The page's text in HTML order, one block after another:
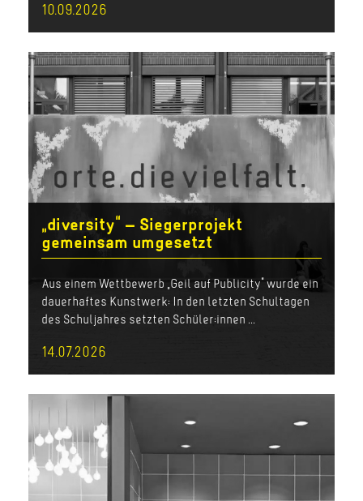
10.09.2026
„diversity“ – Siegerprojekt
gemeinsam umgesetzt
Aus einem Wettbewerb „Geil auf Publicity“ wurde ein
dauerhaftes Kunstwerk: In den letzten Schultagen
des Schuljahres setzten Schüler:innen ...
14.07.2026